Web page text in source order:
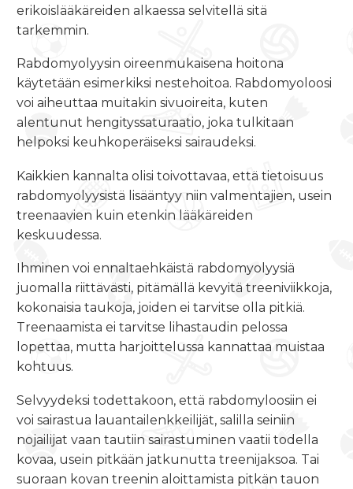
erikoislääkäreiden alkaessa selvitellä sitä
tarkemmin.
Rabdomyolyysin oireenmukaisena hoitona
käytetään esimerkiksi nestehoitoa. Rabdomyoloosi
voi aiheuttaa muitakin sivuoireita, kuten
alentunut hengityssaturaatio, joka tulkitaan
helpoksi keuhkoperäiseksi sairaudeksi.
Kaikkien kannalta olisi toivottavaa, että tietoisuus
rabdomyolyysistä lisääntyy niin valmentajien, usein
treenaavien kuin etenkin lääkäreiden
keskuudessa.
Ihminen voi ennaltaehkäistä rabdomyolyysiä
juomalla riittävästi, pitämällä kevyitä treeniviikkoja,
kokonaisia taukoja, joiden ei tarvitse olla pitkiä.
Treenaamista ei tarvitse lihastaudin pelossa
lopettaa, mutta harjoittelussa kannattaa muistaa
kohtuus.
Selvyydeksi todettakoon, että rabdomyloosiin ei
voi sairastua lauantailenkkeilijät, salilla seiniin
nojailijat vaan tautiin sairastuminen vaatii todella
kovaa, usein pitkään jatkunutta treenijaksoa. Tai
suoraan kovan treenin aloittamista pitkän tauon